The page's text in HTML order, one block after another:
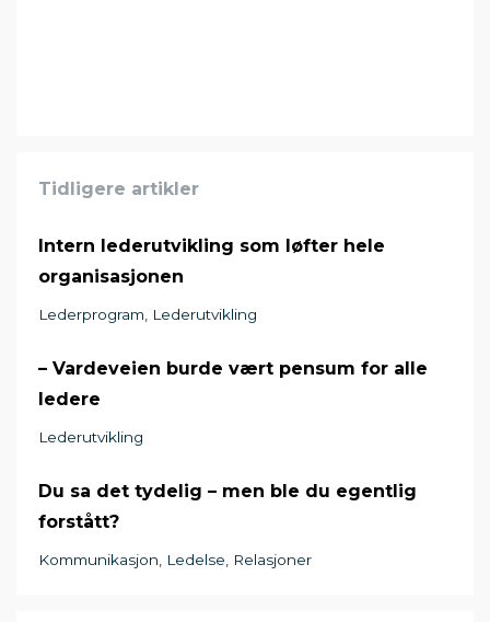
Tidligere artikler
Intern lederutvikling som løfter hele
organisasjonen
Lederprogram Lederutvikling
– Vardeveien burde vært pensum for alle
ledere
Lederutvikling
Du sa det tydelig – men ble du egentlig
forstått?
Kommunikasjon Ledelse Relasjoner